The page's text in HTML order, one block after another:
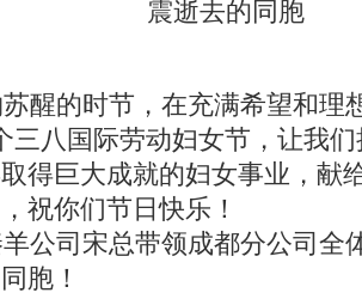
醒的时节，在充满希望和理
三八国际劳动妇女节，让我
得巨大成就的妇女事业，献
祝你们节日快乐！
公司宋总带领成都分公司全
胞！